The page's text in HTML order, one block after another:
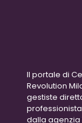
Il portale di
Revolution
gestiste
dalla agenzia